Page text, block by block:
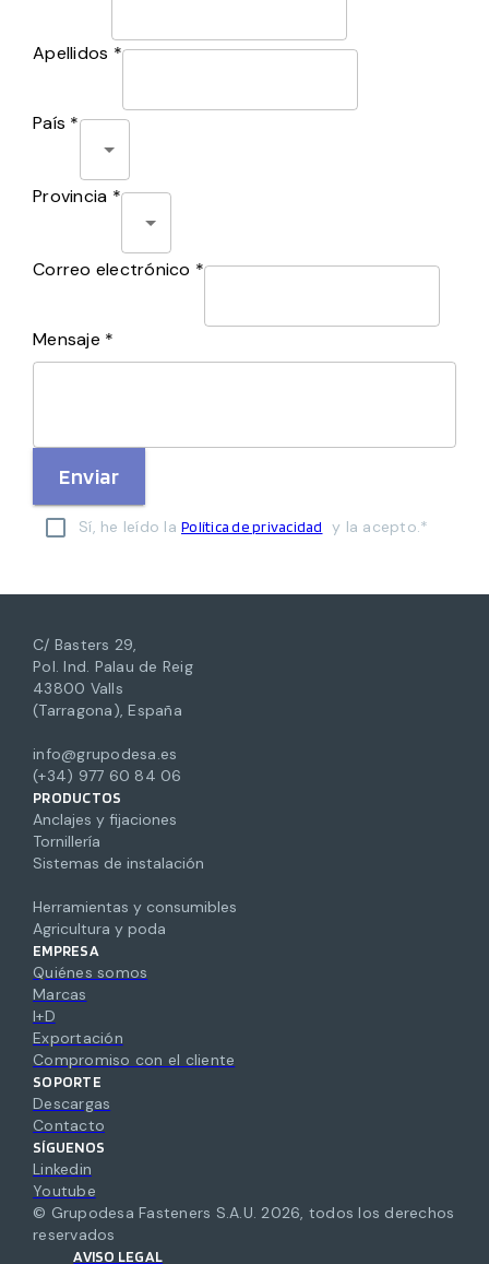
Apellidos *
País *
Provincia *
Correo electrónico *
Mensaje *
Enviar
Sí, he leído la Política de privacidad y la acepto.*
C/ Basters 29,
Pol. Ind. Palau de Reig
43800 Valls
(Tarragona), España
info@grupodesa.es
(+34) 977 60 84 06
PRODUCTOS
Anclajes y fijaciones
Tornillería
Sistemas de instalación
Herramientas y consumibles
Agricultura y poda
EMPRESA
Quiénes somos
Marcas
I+D
Exportación
Compromiso con el cliente
SOPORTE
Descargas
Contacto
SÍGUENOS
Linkedin
Youtube
© Grupodesa Fasteners S.A.U. 2026, todos los derechos
reservados
AVISO LEGAL